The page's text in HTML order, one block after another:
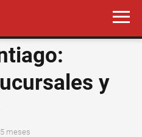
y
meses